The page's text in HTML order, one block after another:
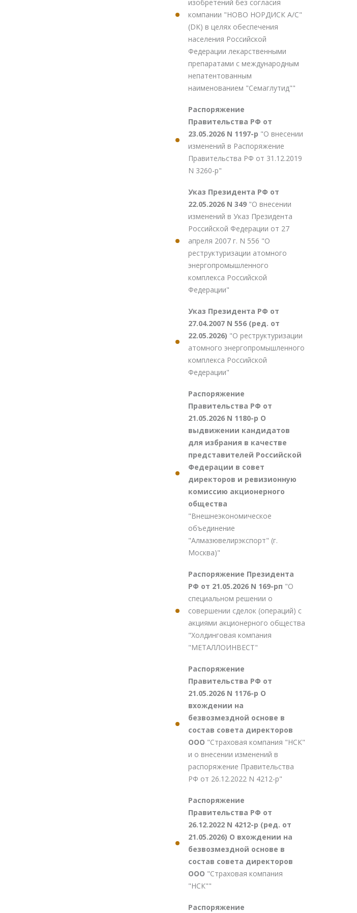
изобретений без согласия
компании "НОВО НОРДИСК А/С"
(DK) в целях обеспечения
населения Российской
Федерации лекарственными
препаратами с международным
непатентованным
наименованием "Семаглутид""
Распоряжение
Правительства РФ от
23.05.2026 N 1197-р "О внесении
изменений в Распоряжение
Правительства РФ от 31.12.2019
N 3260-р"
Указ Президента РФ от
22.05.2026 N 349 "О внесении
изменений в Указ Президента
Российской Федерации от 27
апреля 2007 г. N 556 "О
реструктуризации атомного
энергопромышленного
комплекса Российской
Федерации"
Указ Президента РФ от
27.04.2007 N 556 (ред. от
22.05.2026) "О реструктуризации
атомного энергопромышленного
комплекса Российской
Федерации"
Распоряжение
Правительства РФ от
21.05.2026 N 1180-р О
выдвижении кандидатов
для избрания в качестве
представителей Российской
Федерации в совет
директоров и ревизионную
комиссию акционерного
общества
"Внешнеэкономическое
объединение
"Алмазювелирэкспорт" (г.
Москва)"
Распоряжение Президента
РФ от 21.05.2026 N 169-рп "О
специальном решении о
совершении сделок (операций) с
акциями акционерного общества
"Холдинговая компания
"МЕТАЛЛОИНВЕСТ"
Распоряжение
Правительства РФ от
21.05.2026 N 1176-р О
вхождении на
безвозмездной основе в
состав совета директоров
ООО "Страховая компания "НСК"
и о внесении изменений в
распоряжение Правительства
РФ от 26.12.2022 N 4212-р"
Распоряжение
Правительства РФ от
26.12.2022 N 4212-р (ред. от
21.05.2026) О вхождении на
безвозмездной основе в
состав совета директоров
ООО "Страховая компания
"НСК""
Распоряжение